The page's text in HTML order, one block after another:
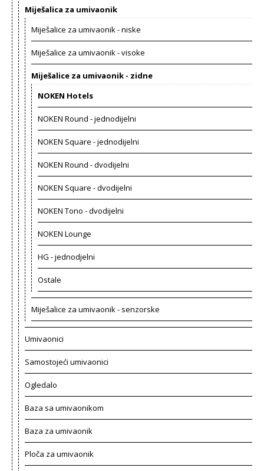
Miješalica za umivaonik
Miješalice za umivaonik - niske
Miješalice za umivaonik - visoke
Miješalice za umivaonik - zidne
NOKEN Hotels
NOKEN Round - jednodijelni
NOKEN Square - jednodijelni
NOKEN Round - dvodijelni
NOKEN Square - dvodijelni
NOKEN Tono - dvodijelni
NOKEN Lounge
HG - jednodjelni
Ostale
Miješalice za umivaonik - senzorske
Umivaonici
Samostojeći umivaonici
Ogledalo
Baza sa umivaonikom
Baza za umivaonik
Ploča za umivaonik